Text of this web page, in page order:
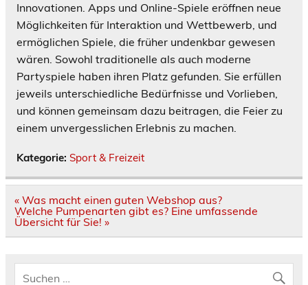
Innovationen. Apps und Online-Spiele eröffnen neue
Möglichkeiten für Interaktion und Wettbewerb, und
ermöglichen Spiele, die früher undenkbar gewesen
wären. Sowohl traditionelle als auch moderne
Partyspiele haben ihren Platz gefunden. Sie erfüllen
jeweils unterschiedliche Bedürfnisse und Vorlieben,
und können gemeinsam dazu beitragen, die Feier zu
einem unvergesslichen Erlebnis zu machen.
Kategorie: Sport & Freizeit
Beitragsnavigation
« Was macht einen guten Webshop aus?
Welche Pumpenarten gibt es? Eine umfassende
Übersicht für Sie! »